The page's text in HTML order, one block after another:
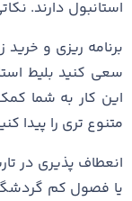
استانبول دارند.
برنامه‌ ریزی و
سعی کنید بلیط
این کار به شما
متنوع‌ تری را پیدا
انعطاف‌ پذیری در
یا فصول کم